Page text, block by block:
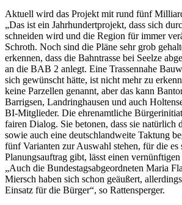
Aktuell wird das Projekt mit rund fünf
„Das ist ein Jahrhundertprojekt, dass sich
schneiden wird und die Region für immer
Schroth. Noch sind die Pläne sehr grob
erkennen, dass die Bahntrasse bei Seelze
an die BAB 2 anlegt. Eine Trassennahe
sich gewünscht hätte, ist nicht mehr zu
keine Parzellen genannt, aber das kann
Barrigsen, Landringhausen und auch
BI-Mitglieder. Die ehrenamtliche
fairen Dialog. Sie betonen, dass sie natürlich
sowie auch eine deutschlandweite Taktung
fünf Varianten zur Auswahl stehen, für die es
Planungsauftrag gibt, lässt einen
„Auch die Bundestagsabgeordneten Maria
Miersch haben sich schon geäußert,
Einsatz für die Bürger“, so Rattensperger.